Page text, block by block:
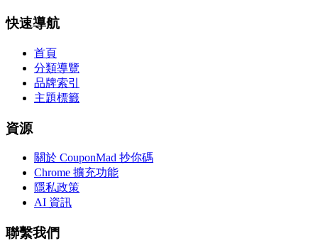
快速導航
首頁
分類導覽
品牌索引
主題標籤
資源
關於 CouponMad 抄你碼
Chrome 擴充功能
隱私政策
AI 資訊
聯繫我們